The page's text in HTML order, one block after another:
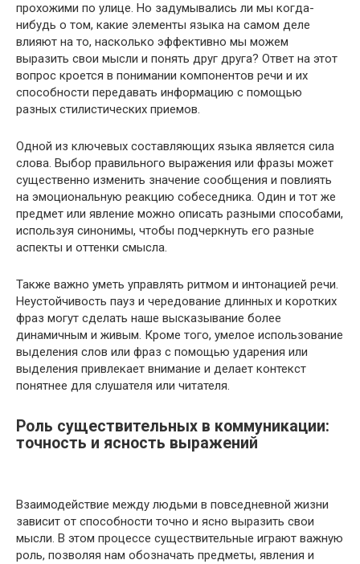
прохожими по улице. Но задумывались ли мы когда-
нибудь о том, какие элементы языка на самом деле
влияют на то, насколько эффективно мы можем
выразить свои мысли и понять друг друга? Ответ на этот
вопрос кроется в понимании компонентов речи и их
способности передавать информацию с помощью
разных стилистических приемов.
Одной из ключевых составляющих языка является сила
слова. Выбор правильного выражения или фразы может
существенно изменить значение сообщения и повлиять
на эмоциональную реакцию собеседника. Один и тот же
предмет или явление можно описать разными способами,
используя синонимы, чтобы подчеркнуть его разные
аспекты и оттенки смысла.
Также важно уметь управлять ритмом и интонацией речи.
Неустойчивость пауз и чередование длинных и коротких
фраз могут сделать наше высказывание более
динамичным и живым. Кроме того, умелое использование
выделения слов или фраз с помощью ударения или
выделения привлекает внимание и делает контекст
понятнее для слушателя или читателя.
Роль существительных в коммуникации:
точность и ясность выражений
Взаимодействие между людьми в повседневной жизни
зависит от способности точно и ясно выразить свои
мысли. В этом процессе существительные играют важную
роль, позволяя нам обозначать предметы, явления и